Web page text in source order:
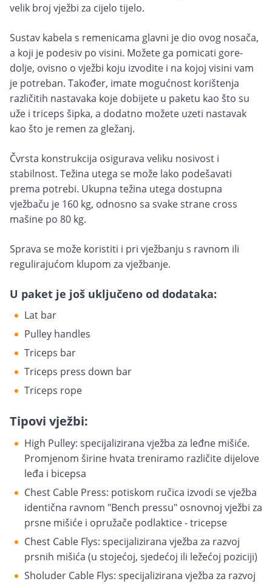
velik broj vježbi za cijelo tijelo.
Sustav kabela s remenicama glavni je dio ovog nosača,
a koji je podesiv po visini. Možete ga pomicati gore-
dolje, ovisno o vježbi koju izvodite i na kojoj visini vam
je potreban. Također, imate mogućnost korištenja
različitih nastavaka koje dobijete u paketu kao što su
uže i triceps šipka, a dodatno možete uzeti nastavak
kao što je remen za gležanj.
Čvrsta konstrukcija osigurava veliku nosivost i
stabilnost. Težina utega se može lako podešavati
prema potrebi. Ukupna težina utega dostupna
vježbaču je 160 kg, odnosno sa svake strane cross
mašine po 80 kg.
Sprava se može koristiti i pri vježbanju s ravnom ili
regulirajućom klupom za vježbanje.
U paket je još uključeno od dodataka:
Lat bar
Pulley handles
Triceps bar
Triceps press down bar
Triceps rope
Tipovi vježbi:
High Pulley: specijalizirana vježba za leđne mišiće.
Promjenom širine hvata treniramo različite dijelove
leđa i bicepsa
Chest Cable Press: potiskom ručica izvodi se vježba
identična ravnom "Bench pressu" osnovnoj vježbi za
prsne mišiće i opružače podlaktice - tricepse
Chest Cable Flys: specijalizirana vježba za razvoj
prsnih mišića (u stojećoj, sjedećoj ili ležećoj poziciji)
Sholuder Cable Flys: specijalizirana vježba za razvoj